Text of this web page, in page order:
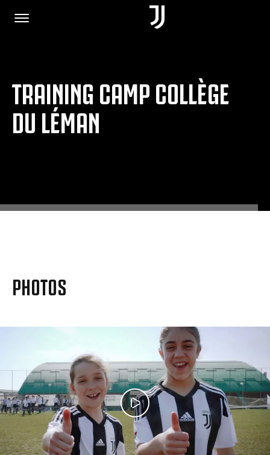
PÁGINA INICIAL
JUNTE-SE A NÓS
JUVENTUS.COM
TRAINING CAMP COLLÈGE
DU LÉMAN
PHOTOS